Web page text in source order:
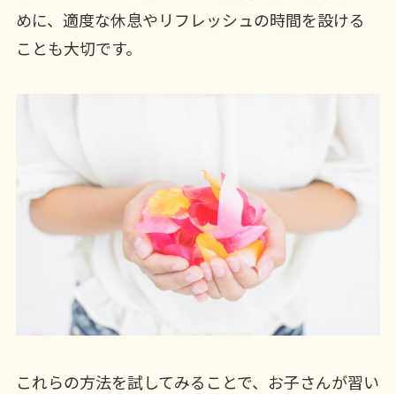
めに、適度な休息やリフレッシュの時間を設ける
ことも大切です。
これらの方法を試してみることで、お子さんが習い